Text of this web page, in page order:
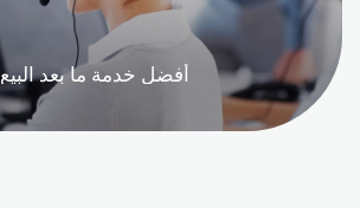
أفضل خدمة ما بعد البيع